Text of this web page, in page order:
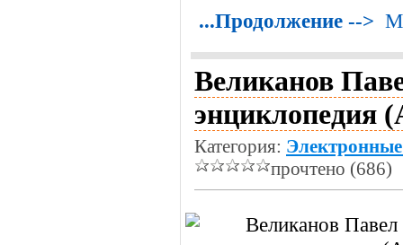
...Продолжение -->
Великанов
энциклопедия
Категория:
прочтено (686)